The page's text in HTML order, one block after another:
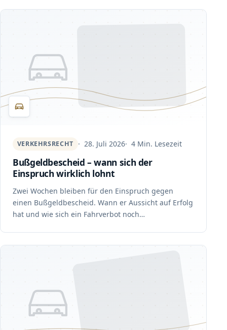
VERKEHRSRECHT 28. Juli 2026 4 Min. Lesezeit
Bußgeldbescheid – wann sich der
Einspruch wirklich lohnt
Zwei Wochen bleiben für den Einspruch gegen
einen Bußgeldbescheid. Wann er Aussicht auf Erfolg
hat und wie sich ein Fahrverbot noch…